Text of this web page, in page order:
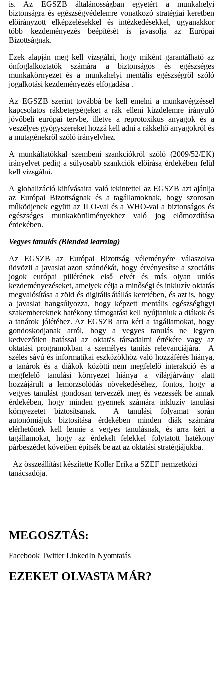
is. Az EGSZB általánosságban egyetért a munkahelyi
biztonságra és egészségvédelemre vonatkozó stratégiai keretben
előirányzott elképzelésekkel és intézkedésekkel, ugyanakkor
több kezdeményezés beépítését is javasolja az Európai
Bizottságnak.
Ezek alapján meg kell vizsgálni, hogy miként garantálható az
önfoglalkoztatók számára a biztonságos és egészséges
munkakörnyezet és a munkahelyi mentális egészségről szóló
jogalkotási kezdeményezés elfogadása .
Az EGSZB szerint továbbá be kell emelni a munkavégzéssel
kapcsolatos rákbetegségeket a rák elleni küzdelemre irányuló
jövőbeli európai tervbe, illetve a reprotoxikus anyagok és a
veszélyes gyógyszereket hozzá kell adni a rákkeltő anyagokról és
a mutagénekről szóló irányelvhez.
A munkáltatókkal szembeni szankciókról szóló (2009/52/EK)
irányelvet pedig a súlyosabb szankciók előírása érdekében felül
kell vizsgálni.
A globalizáció kihívásaira való tekintettel az EGSZB azt ajánlja
az Európai Bizottságnak és a tagállamoknak, hogy szorosan
működjenek együtt az ILO-val és a WHO-val a biztonságos és
egészséges munkakörülményekhez való jog előmozdítása
érdekében.
Vegyes tanulás (Blended learning)
Az EGSZB az Európai Bizottság véleményére válaszolva
üdvözli a javaslat azon szándékát, hogy érvényesítse a szociális
jogok európai pillérének első elvét és más olyan uniós
kezdeményezéseket, amelyek célja a minőségi és inkluzív oktatás
megvalósítása a zöld és digitális átállás keretében, és azt is, hogy
a javaslat hangsúlyozza, hogy képzett mentális egészségügyi
szakembereknek hatékony támogatást kell nyújtaniuk a diákok és
a tanárok jólétéhez. Az EGSZB arra kéri a tagállamokat, hogy
gondoskodjanak arról, hogy a vegyes tanulás ne legyen
kedvezőtlen hatással az oktatás társadalmi értékére vagy az
oktatási programokban a személyes tanítás relevanciájára. A
széles sávú és informatikai eszközökhöz való hozzáférés hiánya,
a tanárok és a diákok közötti nem megfelelő interakció és a
megfelelő tanulási környezet hiánya a világjárvány alatt
hozzájárult a lemorzsolódás növekedéséhez, fontos, hogy a
vegyes tanulást gondosan tervezzék meg és vezessék be annak
érdekében, hogy minden gyermek számára inkluzív tanulási
környezetet biztosítsanak. A tanulási folyamat során
autonómiájuk biztosítása érdekében minden diák számára
elérhetőnek kell lennie a vegyes tanulásnak, és arra kéri a
tagállamokat, hogy az érdekelt felekkel folytatott hatékony
párbeszédet követően építsék be azt az oktatási stratégiájukba.
Az összeállítást készítette Koller Erika a SZEF nemzetközi
tanácsadója.
MEGOSZTÁS:
Facebook Twitter LinkedIn Nyomtatás
EZEKET OLVASTA MÁR?